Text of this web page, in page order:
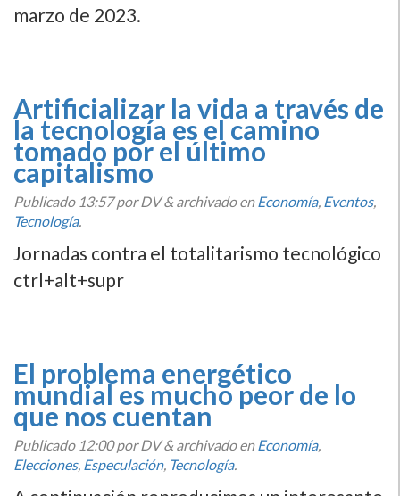
marzo de 2023.
Artificializar la vida a través de
la tecnología es el camino
tomado por el último
capitalismo
Publicado 13:57por DV&archivado enEconomí­a, Eventos,
Tecnologí­a.
Jornadas contra el totalitarismo tecnológico
ctrl+alt+supr
El problema energético
mundial es mucho peor de lo
que nos cuentan
Publicado 12:00por DV&archivado enEconomí­a,
Elecciones, Especulación, Tecnologí­a.